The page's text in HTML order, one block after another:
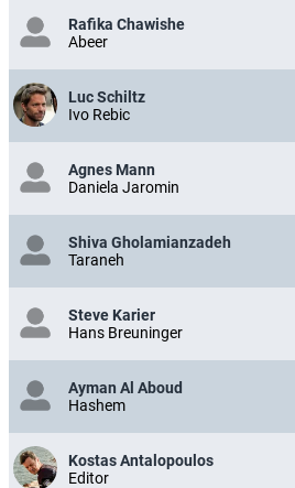
Rafika Chawishe
Abeer
Luc Schiltz
Ivo Rebic
Agnes Mann
Daniela Jaromin
Shiva Gholamianzadeh
Taraneh
Steve Karier
Hans Breuninger
Ayman Al Aboud
Hashem
Kostas Antalopoulos
Editor